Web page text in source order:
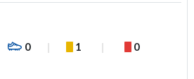
0 1 0